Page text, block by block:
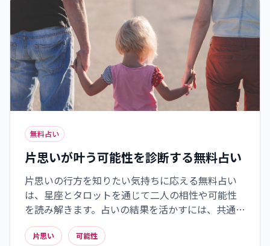
無料占い
片思いが叶う可能性を診断する無料占い
片思いの行方を知りたい気持ちに応える無料占い
は、星座とタロットを通じて二人の相性や可能性
を読み解きます。占いの結果を活かすには、共通の
話題を見つける、適度な距離感を保つなど具体的
なアプローチが効果的です。また、目が合う頻度や
片思い 可能性